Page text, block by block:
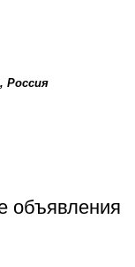
Россия
объявления